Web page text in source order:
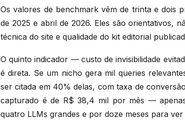
Os valores de benchmark vêm de trinta e dois
de 2025 e abril de 2026. Eles são orientativos,
técnica do site e qualidade do kit editorial
O quinto indicador — custo de invisibilidade
é direta. Se um nicho gera mil queries
ser citada em 40% delas, com taxa de
capturado é de R$ 38,4 mil por mês —
quatro LLMs grandes e por doze meses para